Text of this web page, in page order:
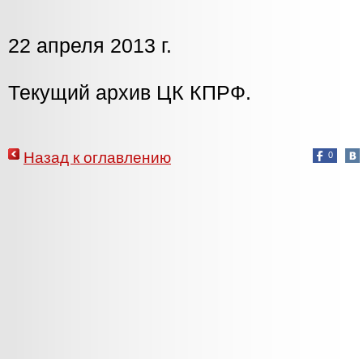
22 апреля 2013 г.
Текущий архив ЦК КПРФ.
0
Назад к оглавлению